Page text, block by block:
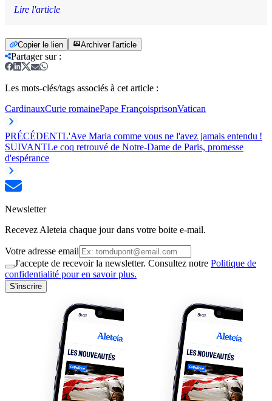
Lire l'article
Copier le lien Archiver l'article
Partager sur:
Les mots-clés/tags associés à cet article :
CardinauxCurie romainePape FrançoisprisonVatican
PRÉCÉDENTL'Ave Maria comme vous ne l'avez jamais entendu !
SUIVANTLe coq retrouvé de Notre-Dame de Paris, promesse
d'espérance
Newsletter
Recevez Aleteia chaque jour dans votre boite e-mail.
Votre adresse email
J'accepte de recevoir la newsletter. Consultez notre Politique de
confidentialité pour en savoir plus.
S'inscrire